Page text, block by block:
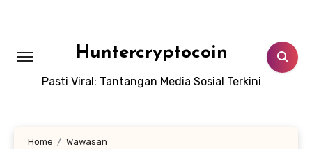
Huntercryptocoin
Pasti Viral: Tantangan Media Sosial Terkini
Home
Wawasan